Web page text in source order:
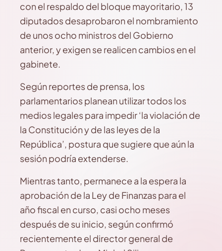
con el respaldo del bloque mayoritario, 13
diputados desaprobaron el nombramiento
de unos ocho ministros del Gobierno
anterior, y exigen se realicen cambios en el
gabinete.
Según reportes de prensa, los
parlamentarios planean utilizar todos los
medios legales para impedir ‘la violación de
la Constitución y de las leyes de la
República’, postura que sugiere que aún la
sesión podría extenderse.
Mientras tanto, permanece a la espera la
aprobación de la Ley de Finanzas para el
año fiscal en curso, casi ocho meses
después de su inicio, según confirmó
recientemente el director general de